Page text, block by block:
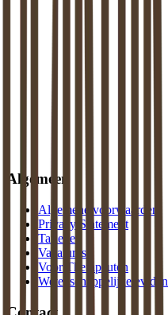
Algemeen
Algemene voorwaarden
Privacy Statement
Tarieven
Vacatures
Voor Therapeuten
Wetenschappelijke